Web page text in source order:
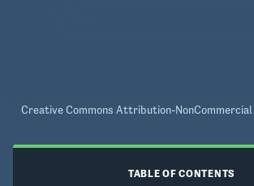
Creative Commons Attribution-
TABLE OF CONTENTS